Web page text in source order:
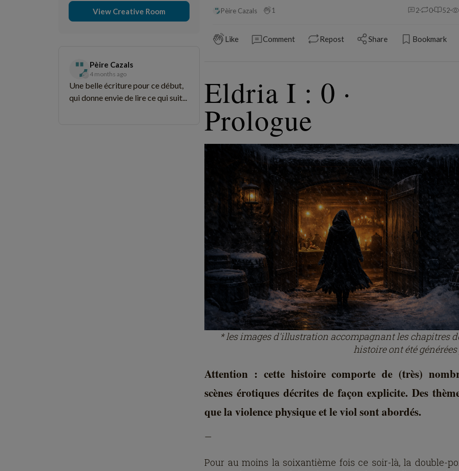
View Creative Room
Pèire Cazals
4 months ago
Une belle écriture pour ce début,
qui donne envie de lire ce qui suit...
Pèire Cazals 1 2 0 52
Like Comment Repost Share Bookmark
Eldria I : 0 ·
Prologue
​* les images d'illustration accompagnant les chapitres
histoire ont été
Attention : cette histoire comporte de (très)
scènes érotiques décrites de façon explicite. Des
que la violence physique et le viol sont abordés.
—
Pour au moins la soixantième fois ce soir-là, la double-